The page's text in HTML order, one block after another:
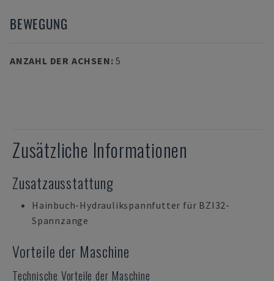
BEWEGUNG
ANZAHL DER ACHSEN:5
Zusätzliche Informationen
Zusatzausstattung
Hainbuch-Hydraulikspannfutter für BZI32-
Spannzange
Vorteile der Maschine
Technische Vorteile der Maschine